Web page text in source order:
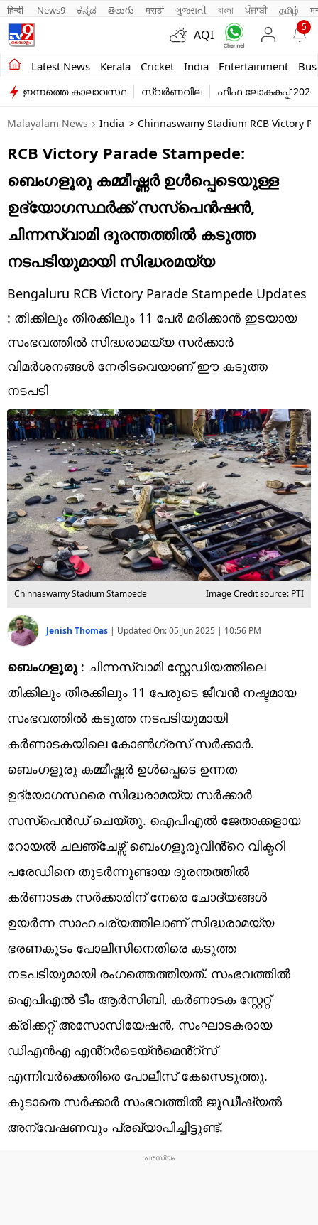
हिन्दी News9 ಕನ್ನಡ తెలుగు मराठी ગુજરાતી বাংলা ਪੰਜਾਬੀ தமிழ்
AQI
5
Latest News Kerala Cricket India Entertainment
Kerala
India
Entertainment
Business
Education
Sports
Lifestyle
world
Technology
Religion
Web Story
Photo
Short Videos
ഇന്നത്തെ കാലാവസ്ഥ സ്വർണവില ഫിഫ ലോകകപ്പ് 2026
Malayalam News India > Chinnaswamy Stadium RCB Victory
RCB Victory Parade Stampede:
ബെംഗളൂരു കമ്മീഷ്ണർ ഉൾപ്പെടെയുള്ള
ഉദ്യോഗസ്ഥർക്ക് സസ്പെൻഷൻ,
ചിന്നസ്വാമി ദുരന്തത്തിൽ കടുത്ത
നടപടിയുമായി സിദ്ധരമയ്യ
Bengaluru RCB Victory Parade Stampede Updates
: തിക്കിലും തിരക്കിലും 11 പേർ മരിക്കാൻ ഇടയായ
സംഭവത്തിൽ സിദ്ധരാമയ്യ സർക്കാർ
വിമർശനങ്ങൾ നേരിടവെയാണ് ഈ കടുത്ത
നടപടി
Chinnaswamy Stadium Stampede Image Credit source: PTI
Jenish Thomas | Updated On:05 Jun 2025 | 10:56 PM
ബെംഗളൂരു : ചിന്നസ്വാമി സ്റ്റേഡിയത്തിലെ
തിക്കിലും തിരക്കിലും 11 പേരുടെ ജീവൻ നഷ്ടമായ
സംഭവത്തിൽ കടുത്ത നടപടിയുമായി
കർണാടകയിലെ കോൺഗ്രസ് സർക്കാർ.
ബെംഗളൂരു കമ്മീഷ്ണർ ഉൾപ്പെടെ ഉന്നത
ഉദ്യോഗസ്ഥരെ സിദ്ധരാമയ്യ സർക്കാർ
സസ്പെൻഡ് ചെയ്തു. ഐപിഎൽ ജേതാക്കളായ
റോയൽ ചലഞ്ചേഴ്സ് ബെംഗളൂരുവിൻ്റെ വിക്ടറി
പരേഡിനെ തുടർന്നുണ്ടായ ദുരന്തത്തിൽ
കർണാടക സർക്കാരിന് നേരെ ചോദ്യങ്ങൾ
ഉയർന്ന സാഹചര്യത്തിലാണ് സിദ്ധരാമയ്യ
ഭരണകൂടം പോലീസിനെതിരെ കടുത്ത
നടപടിയുമായി രംഗത്തെത്തിയത്. സംഭവത്തിൽ
ഐപിഎൽ ടീം ആർസിബി, കർണാടക സ്റ്റേറ്റ്
ക്രിക്കറ്റ് അസോസിയേഷൻ, സംഘാടകരായ
ഡിഎൻഎ എൻ്റർടെയ്ൻമെൻ്റ്സ്
എന്നിവർക്കെതിരെ പോലീസ് കേസെടുത്തു.
കൂടാതെ സർക്കാർ സംഭവത്തിൽ ജുഡീഷ്യൽ
അന്വേഷണവും പ്രഖ്യാപിച്ചിട്ടുണ്ട്.